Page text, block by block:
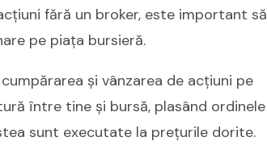
fără un broker, este important să
pe piața bursieră.
și vânzarea de acțiuni pe
între tine și bursă, plasând ordinele
sunt executate la prețurile dorite.